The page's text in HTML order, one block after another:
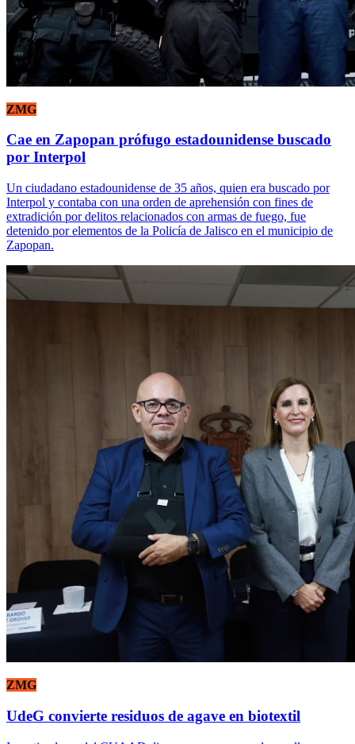
ZMG
Cae en Zapopan prófugo estadounidense buscado
por Interpol
Un ciudadano estadounidense de 35 años, quien era buscado por
Interpol y contaba con una orden de aprehensión con fines de
extradición por delitos relacionados con armas de fuego, fue
detenido por elementos de la Policía de Jalisco en el municipio de
Zapopan.
ZMG
UdeG convierte residuos de agave en biotextil